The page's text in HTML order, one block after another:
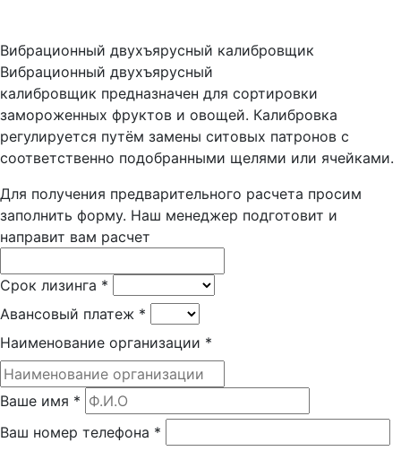
Вибрационный двухъярусный калибровщик
Вибрационный двухъярусный
калибровщик предназначен для сортировки
замороженных фруктов и овощей. Калибровка
регулируется путём замены ситовых патронов с
соответственно подобранными щелями или ячейками.
Для получения предварительного расчета просим
заполнить форму. Наш менеджер подготовит и
направит вам расчет
Срок лизинга *
Авансовый платеж *
Наименование организации *
Ваше имя *
Ваш номер телефона *